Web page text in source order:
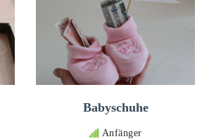
Babyschuhe
Anfänger